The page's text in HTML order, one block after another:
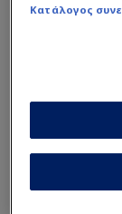
Κατάλογος